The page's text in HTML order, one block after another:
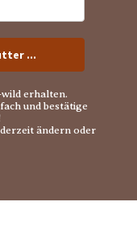
...
erhalten.
und bestätige
ändern oder